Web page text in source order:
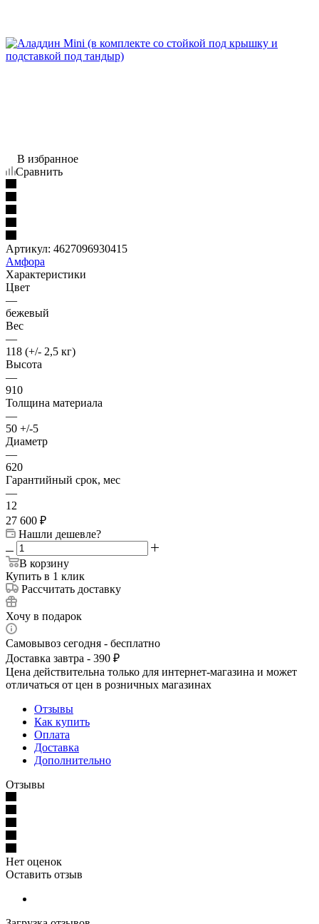
В избранное
Сравнить
Артикул: 4627096930415
Амфора
Характеристики
Цвет
—
бежевый
Вес
—
118 (+/- 2,5 кг)
Высота
—
910
Толщина материала
—
50 +/-5
Диаметр
—
620
Гарантийный срок, мес
—
12
27 600 ₽
Нашли дешевле?
В корзину
Купить в 1 клик
Рассчитать доставку
Хочу в подарок
Самовывоз сегодня - бесплатно
Доставка завтра - 390 ₽
Цена действительна только для интернет-магазина и может
отличаться от цен в розничных магазинах
Отзывы
Как купить
Оплата
Доставка
Дополнительно
Отзывы
Нет оценок
Оставить отзыв